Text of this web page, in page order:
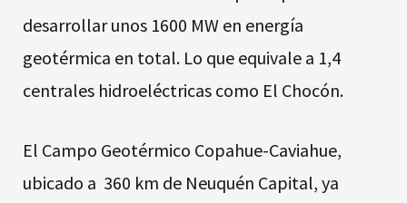
desarrollar unos 1600 MW en energía
geotérmica en total. Lo que equivale a 1,4
centrales hidroeléctricas como El Chocón.
El Campo Geotérmico Copahue-Caviahue,
ubicado a 360 km de Neuquén Capital, ya